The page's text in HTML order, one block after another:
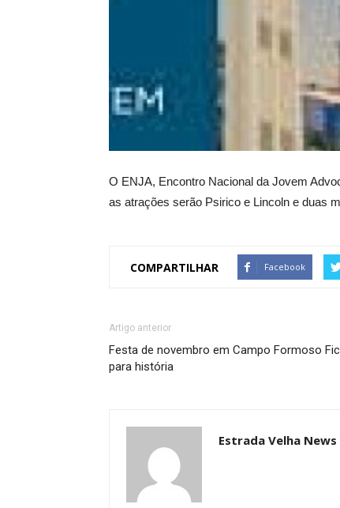
O ENJA, Encontro Nacional da Jovem
as atrações serão Psirico e Lincoln e duas
COMPARTILHAR Facebook
Artigo anterior
Festa de novembro em Campo Formoso
para história
Estrada Velha News